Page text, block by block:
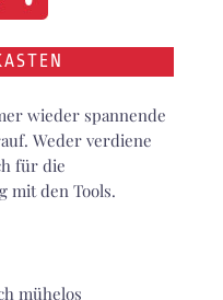
wieder spannende
Weder verdiene
für die
mit den Tools.
mühelos